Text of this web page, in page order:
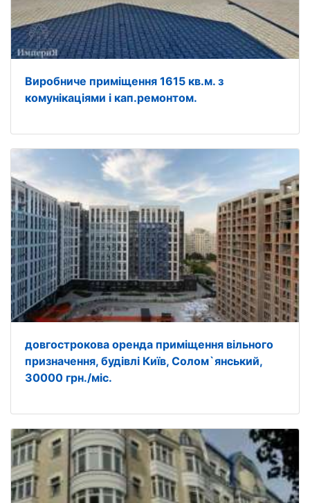
Виробниче приміщення 1615 кв.м. з
комунікаціями і кап.ремонтом.
довгострокова оренда приміщення вільного
призначення, будівлі Київ, Солом`янський,
30000 грн./міс.